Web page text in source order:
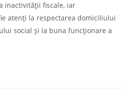
inactivității fiscale, iar
atenți la respectarea domiciliului
social și la buna funcționare a